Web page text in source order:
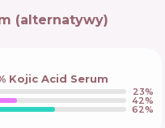
(alternatywy)
Kojic Acid Serum
23%
42%
62%